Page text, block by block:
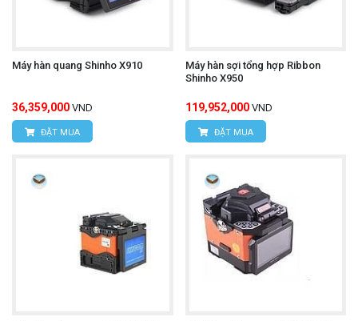
Máy hàn quang Shinho X910
36,359,000 VND
ĐẶT MUA
Máy hàn sợi tổng hợp Ribbon
Shinho X950
119,952,000 VND
ĐẶT MUA